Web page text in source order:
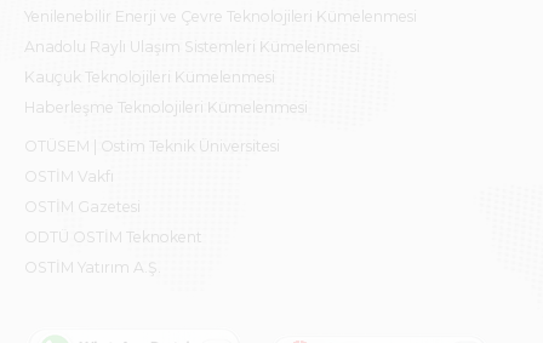
Yenilenebilir Enerji ve Çevre Teknolojileri Kümelenmesi
Anadolu Raylı Ulaşım Sistemleri Kümelenmesi
Kauçuk Teknolojileri Kümelenmesi
Haberleşme Teknolojileri Kümelenmesi
OTÜSEM | Ostim Teknik Üniversitesi
OSTİM Vakfı
OSTİM Gazetesi
ODTÜ OSTİM Teknokent
OSTİM Yatırım A.Ş.